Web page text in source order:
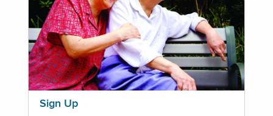
Sign Up